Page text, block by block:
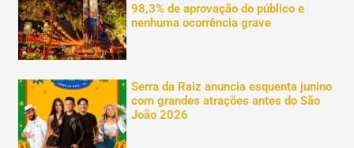
98,3% de aprovação do público e
nenhuma ocorrência grave
Serra da Raiz anuncia esquenta junino
com grandes atrações antes do São
João 2026